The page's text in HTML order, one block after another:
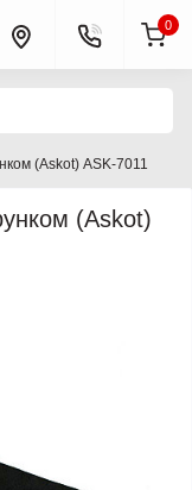
0
(Askot) ASK-7011
(Askot)